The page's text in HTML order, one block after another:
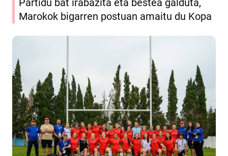
Partidu bat irabazita eta bestea galduta,
Marokok bigarren postuan amaitu du Kopa